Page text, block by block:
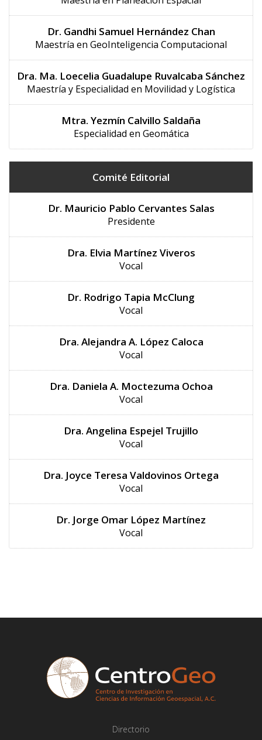
Dr. Gandhi Samuel Hernández Chan
Maestría en GeoInteligencia Computacional
Dra. Ma. Loecelia Guadalupe Ruvalcaba Sánchez
Maestría y Especialidad en Movilidad y Logística
Mtra. Yezmín Calvillo Saldaña
Especialidad en Geomática
Comité Editorial
Dr. Mauricio Pablo Cervantes Salas
Presidente
Dra. Elvia Martínez Viveros
Vocal
Dr. Rodrigo Tapia McClung
Vocal
Dra. Alejandra A. López Caloca
Vocal
Dra. Daniela A. Moctezuma Ochoa
Vocal
Dra. Angelina Espejel Trujillo
Vocal
Dra. Joyce Teresa Valdovinos Ortega
Vocal
Dr. Jorge Omar López Martínez
Vocal
Directorio